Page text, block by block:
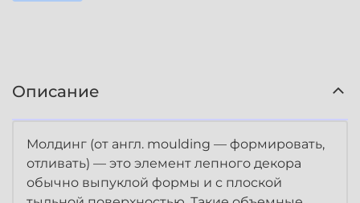
Описание
Молдинг (от англ. moulding — формировать,
отливать) — это элемент лепного декора
обычно выпуклой формы и с плоской